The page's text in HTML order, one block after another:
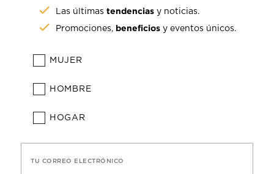
Las últimastendencias y noticias.
Promociones, beneficios y eventos únicos.
MUJER
HOMBRE
HOGAR
TU CORREO ELECTRÓNICO